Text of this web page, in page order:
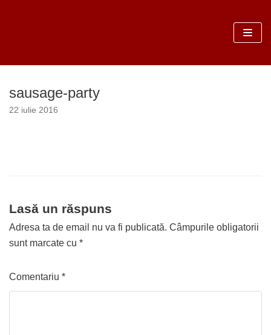
conținut
sausage-party
22 iulie 2016
Lasă un răspuns
Adresa ta de email nu va fi publicată. Câmpurile obligatorii
sunt marcate cu *
Comentariu *